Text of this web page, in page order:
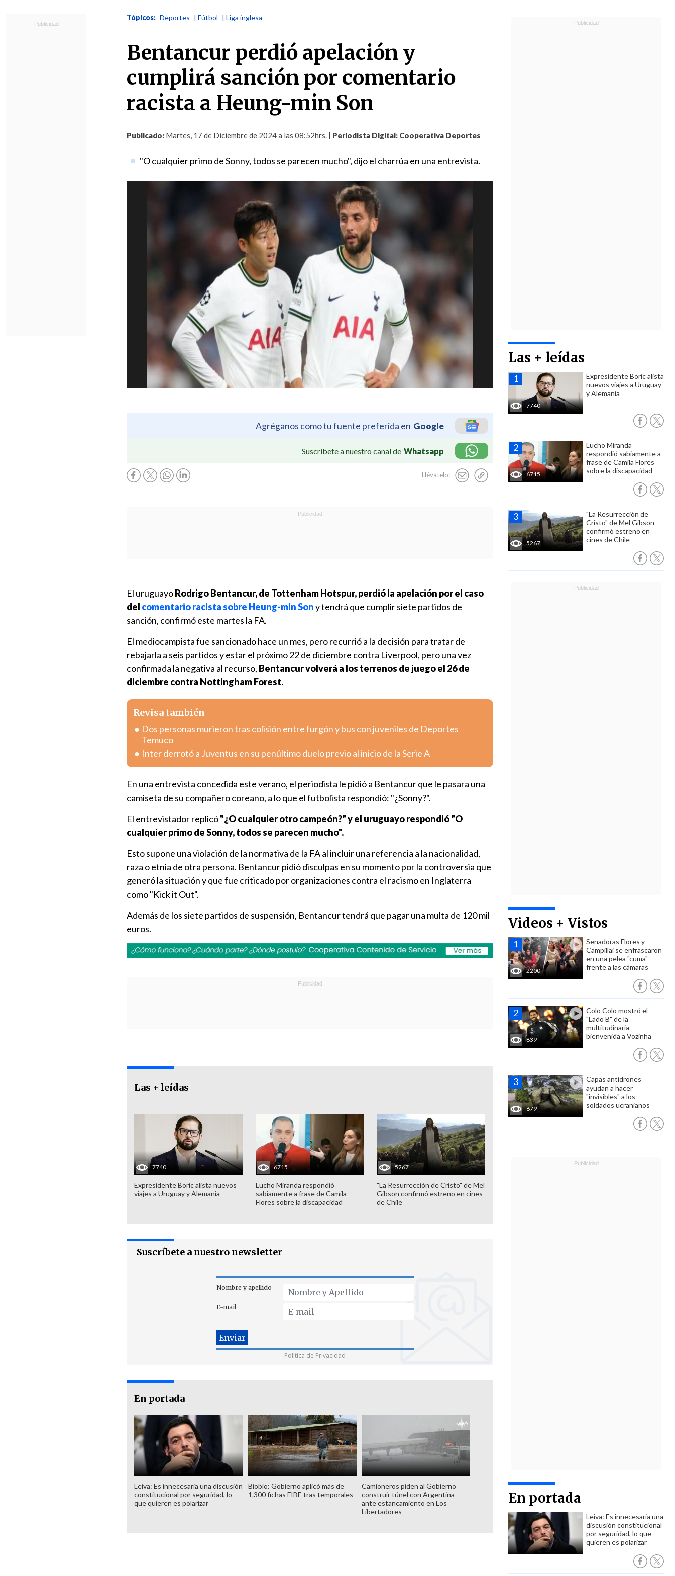
Tópicos: Deportes | Fútbol | Liga inglesa
Bentancur perdió apelación y
cumplirá sanción por comentario
racista a Heung-min Son
Publicado: Martes, 17 de Diciembre de 2024 a las 08:52hrs. | Periodista Digital: Cooperativa Deportes
"O cualquier primo de Sonny, todos se parecen mucho", dijo el charrúa en una entrevista.
Agréganos como tu fuente preferida en Google
Suscríbete a nuestro canal de Whatsapp
Llévatelo:
Las + leídas
7740
Expresidente Boric alista
nuevos viajes a Uruguay
y Alemania
6715
Lucho Miranda
respondió sabiamente a
frase de Camila Flores
sobre la discapacidad
5267
"La Resurrección de
Cristo" de Mel Gibson
confirmó estreno en
cines de Chile
Videos + Vistos
2200
Senadoras Flores y
Campillai se enfrascaron
en una pelea "cuma"
frente a las cámaras
839
Colo Colo mostró el
"Lado B" de la
multitudinaria
bienvenida a Vozinha
679
Capas antidrones
ayudan a hacer
"invisibles" a los
soldados ucranianos
En portada
Leiva: Es innecesaria una
discusión constitucional
por seguridad, lo que
quieren es polarizar
El uruguayoRodrigo Bentancur, de Tottenham Hotspur, perdió la apelación por el caso
del comentario racista sobre Heung-min Sony tendrá que cumplir siete partidos de
sanción, confirmó este martes la FA.
El mediocampista fue sancionado hace un mes, pero recurrió a la decisión para tratar de
rebajarla a seis partidos y estar el próximo 22 de diciembre contra Liverpool, pero una vez
confirmada la negativa al recurso, Bentancur volverá a los terrenos de juego el 26 de
diciembre contra Nottingham Forest.
Revisa también
Dos personas murieron tras colisión entre furgón y bus con juveniles de Deportes
Temuco
Inter derrotó a Juventus en su penúltimo duelo previo al inicio de la Serie A
En una entrevista concedida este verano, el periodista le pidió a Bentancur que le pasara una
camiseta de su compañero coreano, a lo que el futbolista respondió: "¿Sonny?".
El entrevistador replicó"¿O cualquier otro campeón?" y el uruguayo respondió "O
cualquier primo de Sonny, todos se parecen mucho".
Esto supone una violación de la normativa de la FA al incluir una referencia a la nacionalidad,
raza o etnia de otra persona. Bentancur pidió disculpas en su momento por la controversia que
generó la situación y que fue criticado por organizaciones contra el racismo en Inglaterra
como "Kick it Out".
Además de los siete partidos de suspensión, Bentancur tendrá que pagar una multa de 120 mil
euros.
Las + leídas
7740
Expresidente Boric alista nuevos
viajes a Uruguay y Alemania
6715
Lucho Miranda respondió
sabiamente a frase de Camila
Flores sobre la discapacidad
5267
"La Resurrección de Cristo" de Mel
Gibson confirmó estreno en cines
de Chile
Suscríbete a nuestro newsletter
Nombre y apellido
E-mail
Política de Privacidad
En portada
Leiva: Es innecesaria una discusión
constitucional por seguridad, lo
que quieren es polarizar
Biobío: Gobierno aplicó más de
1.300 fichas FIBE tras temporales
Camioneros piden al Gobierno
construir túnel con Argentina
ante estancamiento en Los
Libertadores